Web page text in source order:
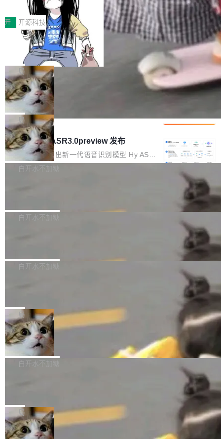
得住、用得稳、省得下、更安全！ 一、从现在开
始，Token使用一目...
q2Seq 和 DocAI 的共同发明人）以及 Oriol Vin
yals（Gemini 联合负责人，AlphaSta...
中文驱动的数字员工，自主理解需求、规划步
骤、编写代码。不挑模型、不挑平台，curl 一行
装完即用。 开源地址：Gitee · GitCode · GitHu
b 安装 支持 Java 8+（8~26）、macOS / Linu
x / Windows / Harmony PC。 # macOS / Linu
x / Harmony PC curl -fsSL https://solon.noea
r.org/solon...
价值潜能：华为云码道（CodeArts）
代码仓技术解析
一、代码仓深度理解技术的作用与价值 在软件工
程实践中，代码仓是企业核心知识资产的主要载
体。企业级代码仓库通常包含数十万乃至数百万
个文件，其规模远超单次模型调用可承载的上下
文窗口。随着项目规模的持续扩张与代码历史的
不断累积，代码仓中的模块关系、接口契约、业
务逻辑等关键信息往往分散于数十乃至数百个文
件之中，形成高度复杂的知识关联网络。传统的
代码检索手段（如关键词匹配、目录遍历）仅能
在语法层面完成文本定位，难以触及代码的语义
内涵与结构关联，导致开发者使用代码智能体在
理解大规模代码仓时面临显著"代码仓理解"瓶
颈。 代码仓深度理解服务（以下简称" CodeBas
e深度理解服务"）是华为云码道（CodeA...
开 开源科技
一条“删库”命令跑 17 小时，算法工程
师删光 89TB 数据只为干私活
最高人民检察院8月4日公布了一起案件：北京一
名90后算法工程师王某，为了给自己接的私活腾
服务器空间，删光了公司AI游戏部门的全部核心
数据。 王某2024年1月入职东城区某科技公司AI
短剧部门，有互联网大厂背景。在公司内部架构
调整期间，部门三次通知全员将数据从A集群迁
移到B集群，王某都回复了"收到"。 他没有迁移
数据。2024年9月3日下午4点，他使用此前登录
的账号密码进入A集群，输入了一条被程序员圈
称为"删库跑路"的命令——最高管理员权限、无
自研的多个文生3D和...
局
Cloudflare 分享推理优化实践：KV ca
che 量化 + 权重压缩，吞吐量提升 4
1%，成本降 30%
Kimi 和 GLM 是当前最强的大模型系列之一，但
它们有一个共同的问题：太吃显存了。月之暗面
的 Kimi K 系列和智谱的 GLM 都是长上下文、M
oE 架构的大模型，好用到让人上瘾，但 GPU 显
存永远不够用。 Cloudflare 的 Workers AI 团队
一直在跑这些模型的推理。他们在官方博客上发
整性保护。效果是：吞吐量提升 41%，每 token
局
腾讯混元 Hy ASR3.0preview 发布
腾讯混元正式推出新一代语音识别模型 Hy ASR
3.0preview。基于最新一代大语言模型 Hy3 的
让语音识别不再只是听清，而是真正听懂。通过
w 不要求标准普通话，方言识别覆盖粤语、吴语
白开水不加糖
新和少量网页兼容性修复版本。 Changes/fixe
容提供的字体时出现的几个问题 为避免音频加
质的最低采样率）的音频格式将被拒绝 修复了 C
SS 圆角虚线样式中可能存在的问题 如果表单中
的图像元素不在同一个子树中，则它们将不再关
联 加...
白开水不加糖
发布的 Release Notes，他利用 AI 工具（如 Co
最强的若干项。对于尚未正式发版的 PG 19，则
通过拉取过去一年内（从 PG 18 Beta1 时间点
至今）的所有 commit，同样交由 AI 分析提炼。
经过人工复核，准确度令人满意。这一方法也为
社区爱好者提供了高效跟踪新版本的思路。
白开水不加糖
维护工作一直与我的日常工作、家务、社交生活
和休闲娱乐竞争时间。" 这是 libexpat 维护者 S
ebastian Pipping 写在博客里的话。8 月 4 日，
他宣布了一个新消息：从 2026 年 8 月 1 日起，
他可以全职维护 libexpat 了，最长 6 个月。发
库之一。你的操作系统、浏览器、无数的基础设
施软件，很可能都在用它。而过去十年，维护它
的人一直在用业余...
局
Firefox 153.0.3 发布
Firefox 153.0.3 现已发布，具体更新内容如
下： New Smart Window 包含多项增强功能：
gi?id=2019042">Bug&nbsp;2019042</a>）</l
i> <li>现在，助手可以直接使用 Exa 的网络搜索
结果回答问题，而无需将问题转交给搜索引擎。
白开水不加糖
的 npm 包。项目的核心论点是：容器不适合 Ag
ent 计算。真正适合的，是 Isolate。 Cloudflare
工程师在这件事上没什么可谦虚的——他们用 W
局
OpenAI 公开邮件和聊天记录回应苹果